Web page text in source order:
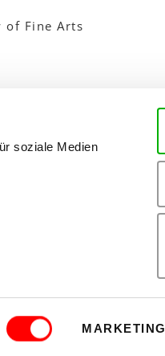
soziale Medien
MARKETING
of Fine Arts
MEMBERS-LOGIN